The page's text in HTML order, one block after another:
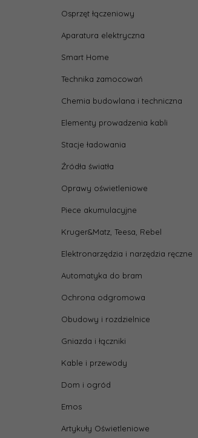
Osprzęt łączeniowy
Aparatura elektryczna
Smart Home
Technika zamocowań
Chemia budowlana i techniczna
Elementy prowadzenia kabli
Stacje ładowania
Źródła światła
Oprawy oświetleniowe
Piece akumulacyjne
Kruger&Matz, Teesa, Rebel
Elektronarzędzia i narzędzia ręczne
Automatyka do bram
Ochrona odgromowa
Obudowy i rozdzielnice
Gniazda i łączniki
Kable i przewody
Dom i ogród
Emos
Artykuły Oświetleniowe